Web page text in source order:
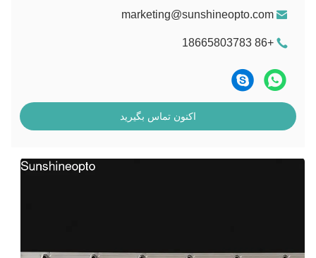
marketing@sunshineopto.com
+86 18665803783
اکنون تماس بگیرید